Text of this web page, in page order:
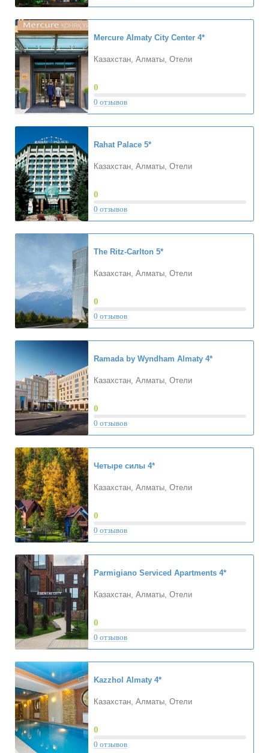
Mercure Almaty City Center 4*
Казахстан, Алматы, Отели
0
0 отзывов
Rahat Palace 5*
Казахстан, Алматы, Отели
0
0 отзывов
The Ritz-Carlton 5*
Казахстан, Алматы, Отели
0
0 отзывов
Ramada by Wyndham Almaty 4*
Казахстан, Алматы, Отели
0
0 отзывов
Четыре силы 4*
Казахстан, Алматы, Отели
0
0 отзывов
Parmigiano Serviced Apartments 4*
Казахстан, Алматы, Отели
0
0 отзывов
Kazzhol Almaty 4*
Казахстан, Алматы, Отели
0
0 отзывов